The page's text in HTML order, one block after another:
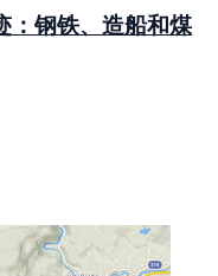
钢铁、造船和煤